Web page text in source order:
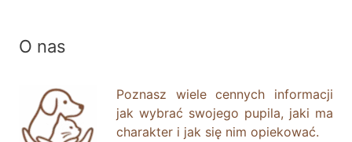
O nas
Poznasz wiele cennych informacji
jak wybrać swojego pupila, jaki ma
charakter i jak się nim opiekować.